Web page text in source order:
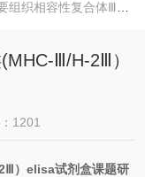
复合体Ⅲ类(MHC-Ⅲ/H-2Ⅲ）elisa试剂盒课题研究
Ⅲ/H-2Ⅲ）
1201
）elisa试剂盒课题研